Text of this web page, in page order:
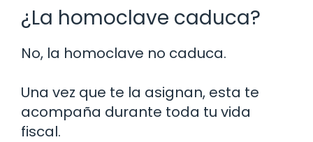
¿La homoclave caduca?
No, la homoclave no caduca.
Una vez que te la asignan, esta te
acompaña durante toda tu vida
fiscal.